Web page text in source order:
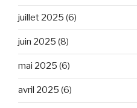
juillet 2025 (6)
juin 2025 (8)
mai 2025 (6)
avril 2025 (6)